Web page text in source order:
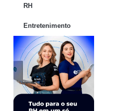
RH
Entretenimento